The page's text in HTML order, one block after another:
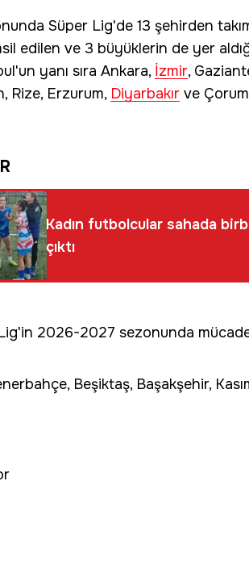
Süper Lig'de 13 şehirden
edilen ve 3 büyüklerin de yer
yanı sıra Ankara, İzmir,
Rize, Erzurum, Diyarbakır ve
Kadın futbolcular sahada
çıktı
2026-2027 sezonunda
Beşiktaş, Başakşehir,